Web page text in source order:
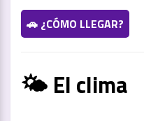
🚗 ¿CÓMO LLEGAR?
🌤️ El clima